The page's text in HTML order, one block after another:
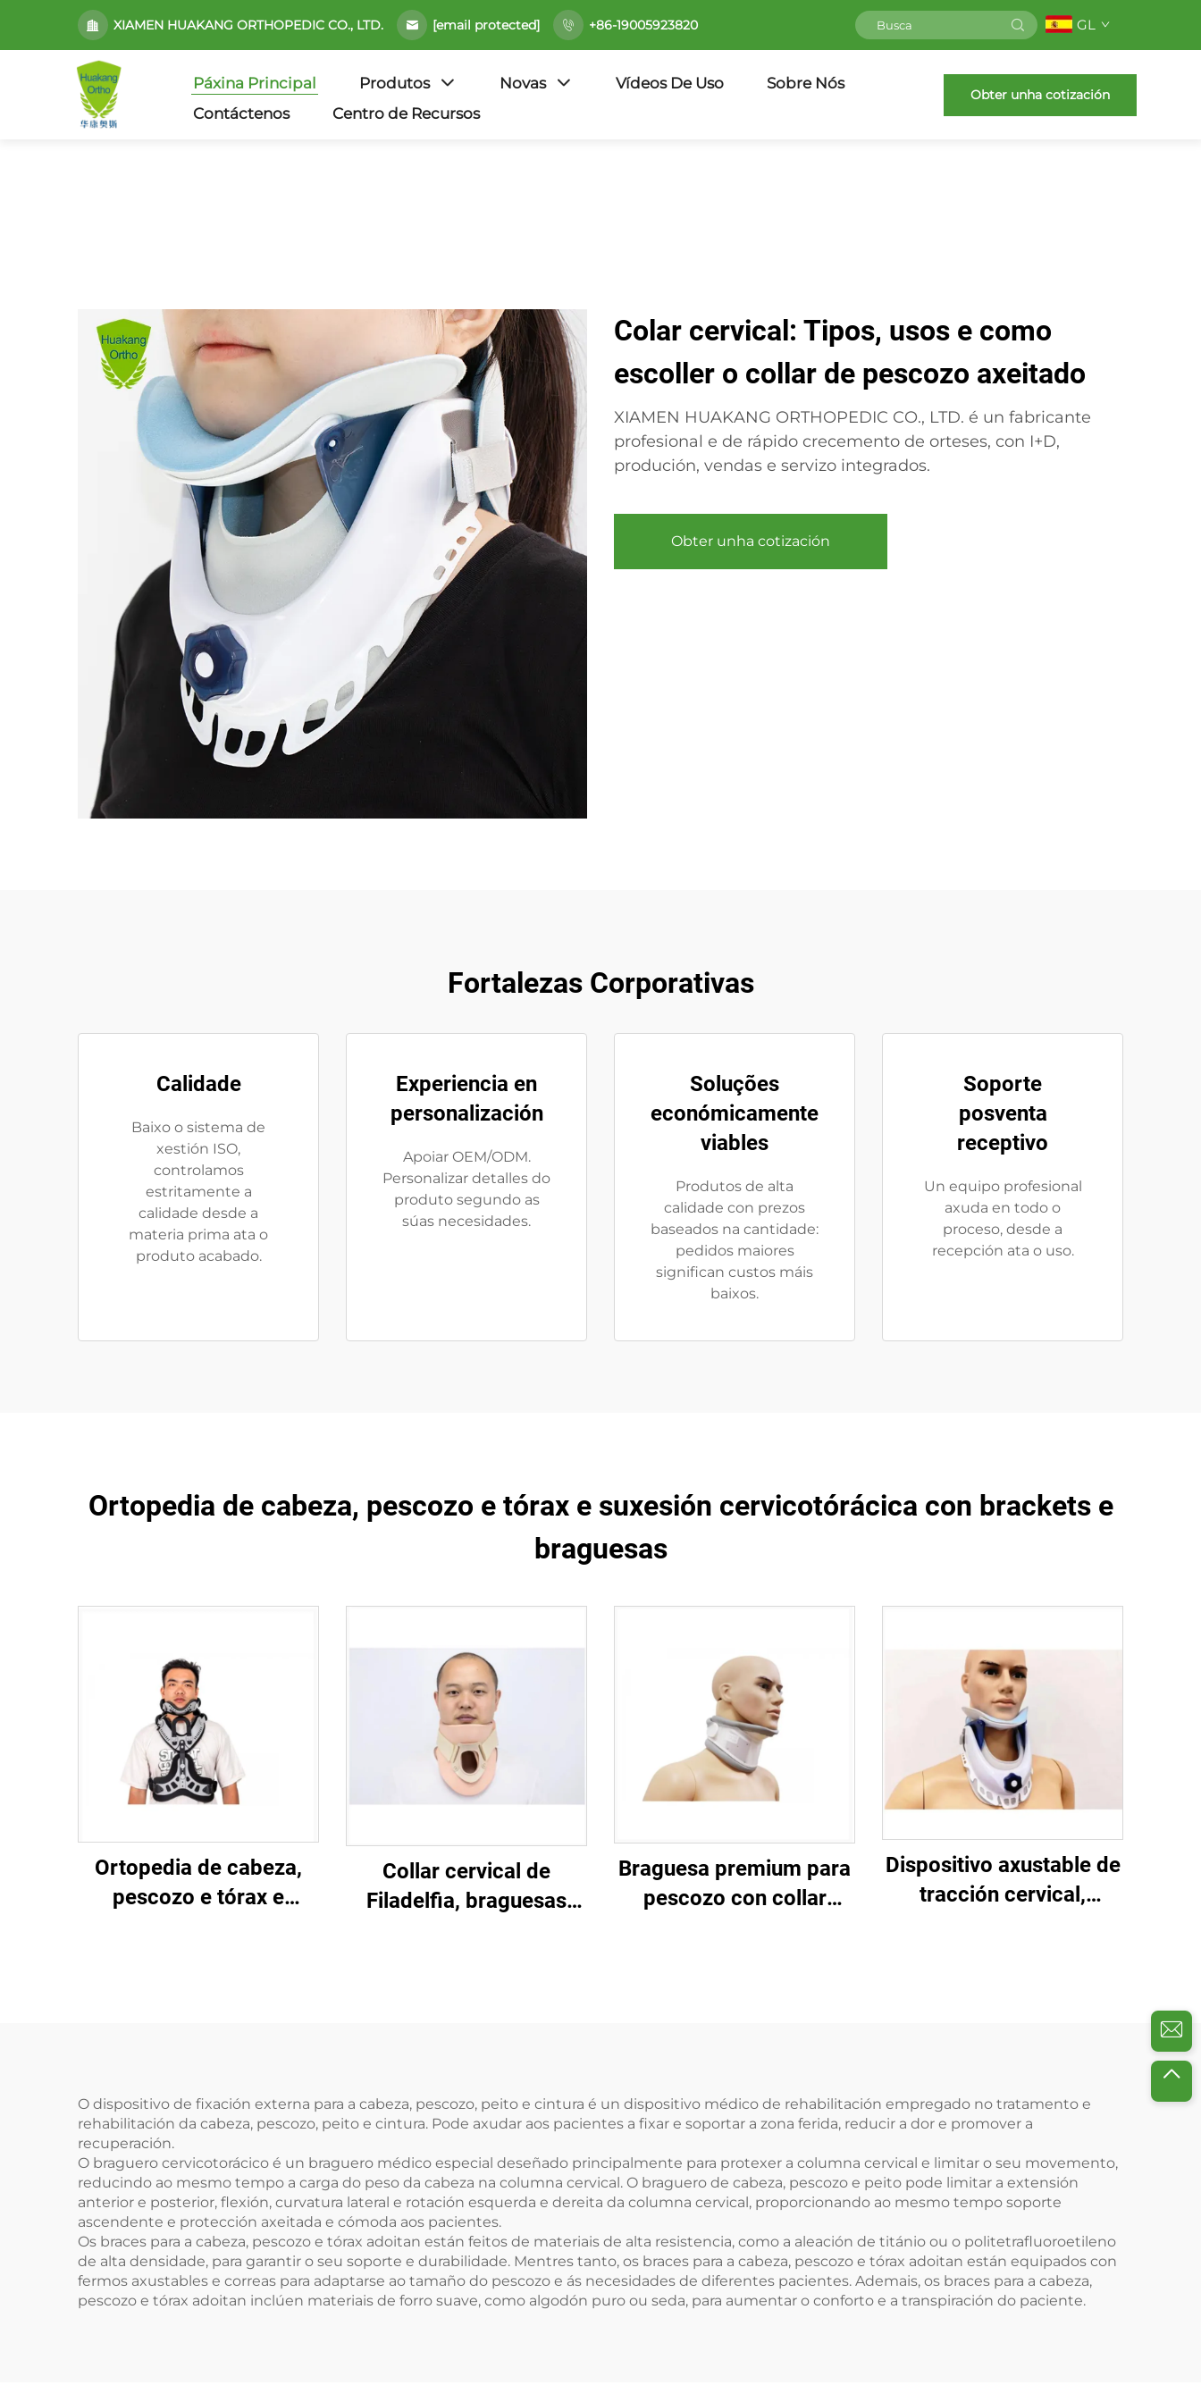
XIAMEN HUAKANG ORTHOPEDIC CO., LTD. [email protected] +86-19005923820 GL
Páxina Principal Produtos Novas Vídeos De Uso
Sobre Nós
Contáctenos
Centro de Recursos
Obter unha cotización
Colar cervical: Tipos, usos e como
escoller o collar de pescozo axeitado
XIAMEN HUAKANG ORTHOPEDIC CO., LTD. é un fabricante
profesional e de rápido crecemento de orteses, con I+D,
produción, vendas e servizo integrados.
Obter unha cotización
Fortalezas Corporativas
Calidade
Baixo o sistema de
xestión ISO,
controlamos
estritamente a
calidade desde a
materia prima ata o
produto acabado.
Experiencia en
personalización
Apoiar OEM/ODM.
Personalizar detalles do
produto segundo as
súas necesidades.
Soluções
económicamente
viables
Produtos de alta
calidade con prezos
baseados na cantidade:
pedidos maiores
significan custos máis
baixos.
Soporte
posventa
receptivo
Un equipo profesional
axuda en todo o
proceso, desde a
recepción ata o uso.
Ortopedia de cabeza, pescozo e tórax e suxesión cervicotórácica con brackets e
braguesas
Ortopedia de cabeza,
pescozo e tórax e
Collar cervical de
Filadelfia, braguesas
Braguesa premium para
pescozo con collar
Dispositivo axustable de
tracción cervical,
O dispositivo de fixación externa para a cabeza, pescozo, peito e cintura é un dispositivo médico de rehabilitación empregado no tratamento e
rehabilitación da cabeza, pescozo, peito e cintura. Pode axudar aos pacientes a fixar e soportar a zona ferida, reducir a dor e promover a
recuperación.
O braguero cervicotorácico é un braguero médico especial deseñado principalmente para protexer a columna cervical e limitar o seu movemento,
reducindo ao mesmo tempo a carga do peso da cabeza na columna cervical. O braguero de cabeza, pescozo e peito pode limitar a extensión
anterior e posterior, flexión, curvatura lateral e rotación esquerda e dereita da columna cervical, proporcionando ao mesmo tempo soporte
ascendente e protección axeitada e cómoda aos pacientes.
Os braces para a cabeza, pescozo e tórax adoitan están feitos de materiais de alta resistencia, como a aleación de titánio ou o politetrafluoroetileno
de alta densidade, para garantir o seu soporte e durabilidade. Mentres tanto, os braces para a cabeza, pescozo e tórax adoitan están equipados con
fermos axustables e correas para adaptarse ao tamaño do pescozo e ás necesidades de diferentes pacientes. Ademais, os braces para a cabeza,
pescozo e tórax adoitan inclúen materiais de forro suave, como algodón puro ou seda, para aumentar o conforto e a transpiración do paciente.